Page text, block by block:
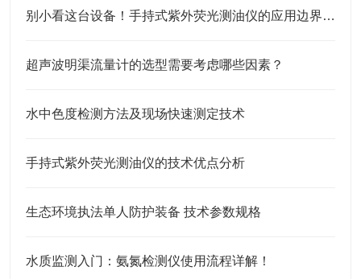
别小看这台设备！手持式紫外荧光测油仪的应用边界，远超你想象
超声波明渠流量计的选型需要考虑哪些因素？
水中色度检测方法及现场快速测定技术
手持式紫外荧光测油仪的技术优点分析
生态环境执法单人防护装备 技术参数规格
水质监测入门：氨氮检测仪使用流程详解！